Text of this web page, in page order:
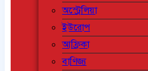
অস্ট্রেলিয়া
ইউরোপ
আফ্রিকা
বাণিজ্য